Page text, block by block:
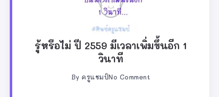
รู้หรือไม่ ปี 2559 มีเวลาเพิ่มขึ้นอีก 1
วินาที
By ครูแชมป์No Comment